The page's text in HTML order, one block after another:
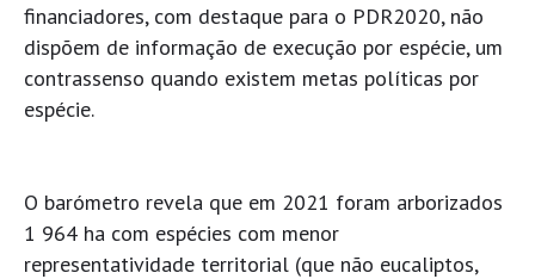
financiadores, com destaque para o PDR2020, não
dispõem de informação de execução por espécie, um
contrassenso quando existem metas políticas por
espécie.
O barómetro revela que em 2021 foram arborizados
1 964 ha com espécies com menor
representatividade territorial (que não eucaliptos,